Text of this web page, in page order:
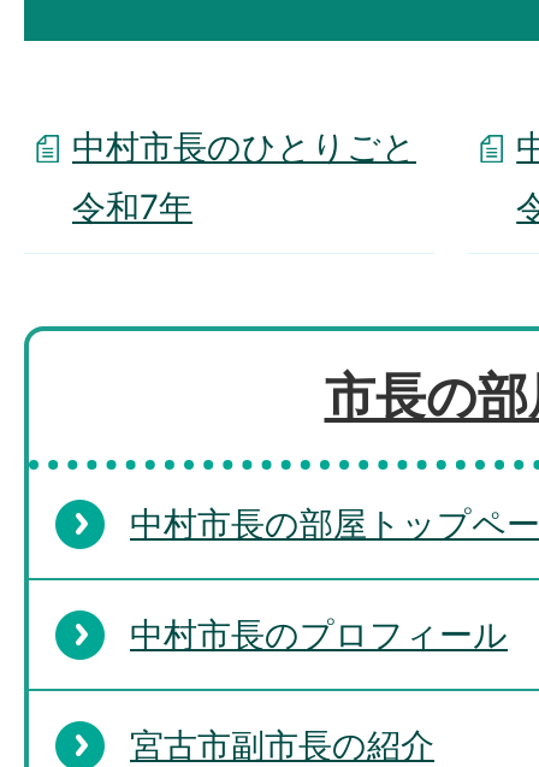
中村市長のひとりごと
令和7年
市長の
中村市長の部屋トップペ
中村市長のプロフィール
宮古市副市長の紹介